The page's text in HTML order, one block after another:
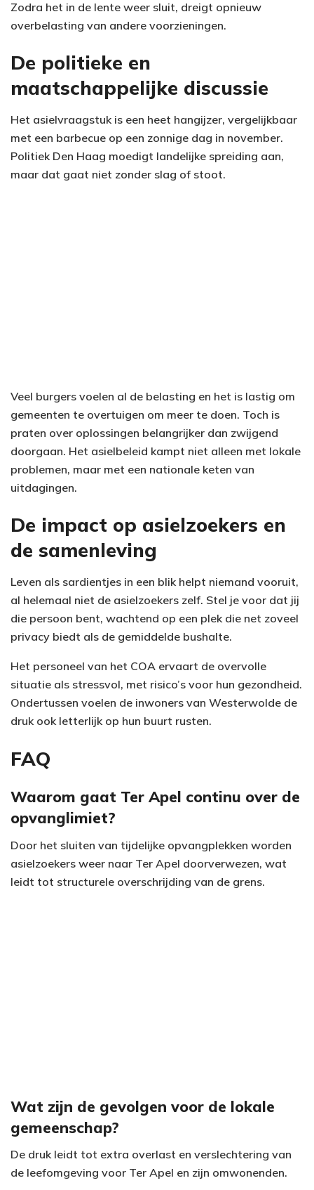
Zodra het in de lente weer sluit, dreigt opnieuw
overbelasting van andere voorzieningen.
De politieke en
maatschappelijke discussie
Het asielvraagstuk is een heet hangijzer, vergelijkbaar
met een barbecue op een zonnige dag in november.
Politiek Den Haag moedigt landelijke spreiding aan,
maar dat gaat niet zonder slag of stoot.
Veel burgers voelen al de belasting en het is lastig om
gemeenten te overtuigen om meer te doen. Toch is
praten over oplossingen belangrijker dan zwijgend
doorgaan. Het asielbeleid kampt niet alleen met lokale
problemen, maar met een nationale keten van
uitdagingen.
De impact op asielzoekers en
de samenleving
Leven als sardientjes in een blik helpt niemand vooruit,
al helemaal niet de asielzoekers zelf. Stel je voor dat jij
die persoon bent, wachtend op een plek die net zoveel
privacy biedt als de gemiddelde bushalte.
Het personeel van het COA ervaart de overvolle
situatie als stressvol, met risico’s voor hun gezondheid.
Ondertussen voelen de inwoners van Westerwolde de
druk ook letterlijk op hun buurt rusten.
FAQ
Waarom gaat Ter Apel continu over de
opvanglimiet?
Door het sluiten van tijdelijke opvangplekken worden
asielzoekers weer naar Ter Apel doorverwezen, wat
leidt tot structurele overschrijding van de grens.
Wat zijn de gevolgen voor de lokale
gemeenschap?
De druk leidt tot extra overlast en verslechtering van
de leefomgeving voor Ter Apel en zijn omwonenden.